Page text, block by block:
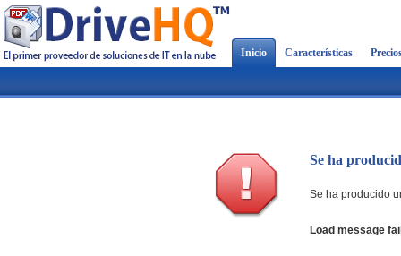
Inicio Características
Se ha
Se ha producido
Load message